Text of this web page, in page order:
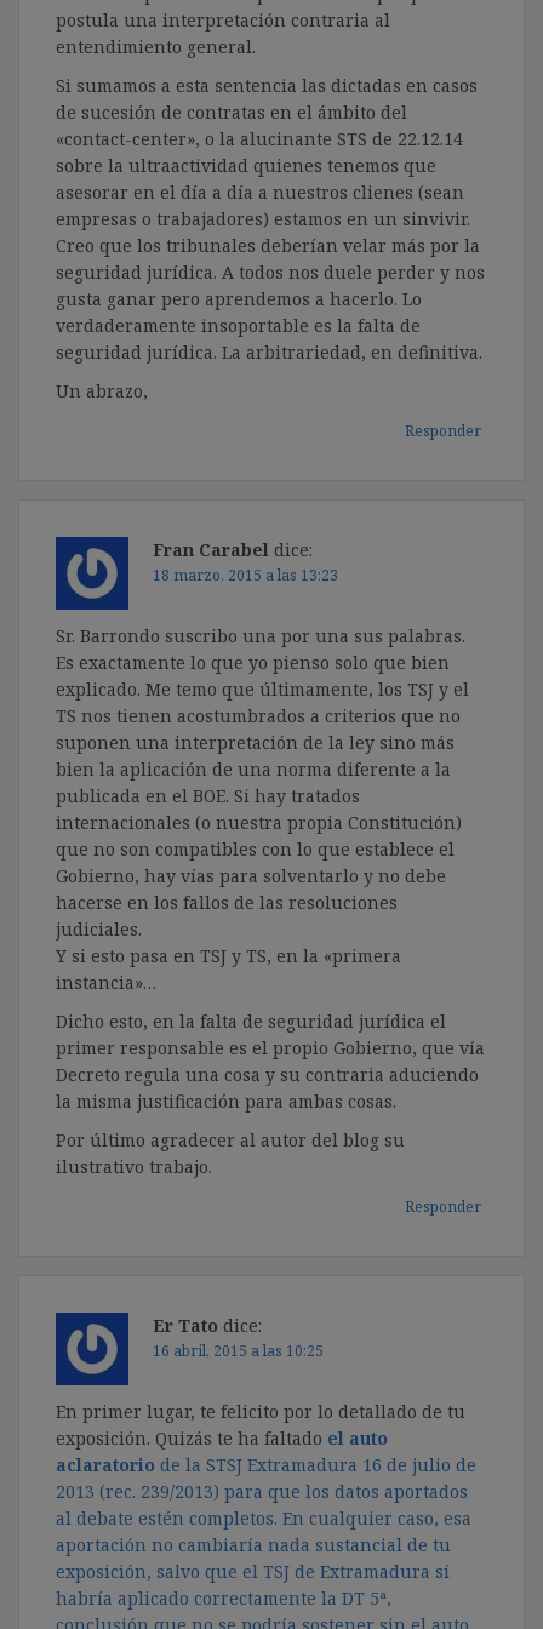
postula una interpretación contraria al
entendimiento general.
Si sumamos a esta sentencia las dictadas en casos
de sucesión de contratas en el ámbito del
«contact-center», o la alucinante STS de 22.12.14
sobre la ultraactividad quienes tenemos que
asesorar en el día a día a nuestros clienes (sean
empresas o trabajadores) estamos en un sinvivir.
Creo que los tribunales deberían velar más por la
seguridad jurídica. A todos nos duele perder y nos
gusta ganar pero aprendemos a hacerlo. Lo
verdaderamente insoportable es la falta de
seguridad jurídica. La arbitrariedad, en definitiva.
Un abrazo,
Responder
Fran Carabel dice:
18 marzo, 2015 a las 13:23
Sr. Barrondo suscribo una por una sus palabras.
Es exactamente lo que yo pienso solo que bien
explicado. Me temo que últimamente, los TSJ y el
TS nos tienen acostumbrados a criterios que no
suponen una interpretación de la ley sino más
bien la aplicación de una norma diferente a la
publicada en el BOE. Si hay tratados
internacionales (o nuestra propia Constitución)
que no son compatibles con lo que establece el
Gobierno, hay vías para solventarlo y no debe
hacerse en los fallos de las resoluciones
judiciales.
Y si esto pasa en TSJ y TS, en la «primera
instancia»…
Dicho esto, en la falta de seguridad jurídica el
primer responsable es el propio Gobierno, que vía
Decreto regula una cosa y su contraria aduciendo
la misma justificación para ambas cosas.
Por último agradecer al autor del blog su
ilustrativo trabajo.
Responder
Er Tato dice:
16 abril, 2015 a las 10:25
En primer lugar, te felicito por lo detallado de tu
exposición. Quizás te ha faltado el auto
aclaratorio de la STSJ Extramadura 16 de julio de
2013 (rec. 239/2013) para que los datos aportados
al debate estén completos. En cualquier caso, esa
aportación no cambiaría nada sustancial de tu
exposición, salvo que el TSJ de Extramadura sí
habría aplicado correctamente la DT 5ª,
conclusión que no se podría sostener sin el auto